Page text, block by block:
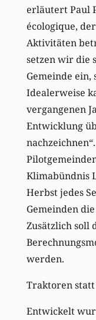
erläutert Paul
écologique,
Aktivitäten
setzen wir die
Gemeinde ein,
Idealerweise
vergangenen
Entwicklung
Klimabündnis
Herbst jedes
Gemeinden
Zusätzlich soll
werden.
Traktoren
Entwickelt